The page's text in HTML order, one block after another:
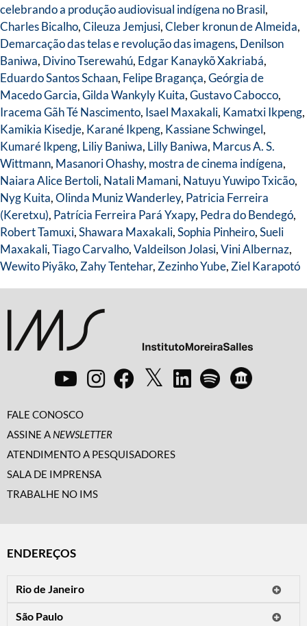
celebrando a produção audiovisual indígena no Brasil,
Charles Bicalho,Cileuza Jemjusi,Cleber kronun de Almeida,
Demarcação das telas e revolução das imagens, Denilson
Baniwa, Divino Tserewahú, Edgar Kanaykõ Xakriabá,
Eduardo Santos Schaan, Felipe Bragança,Geórgia de
Macedo Garcia,Gilda Wankyly Kuita,Gustavo Cabocco,
Iracema Gãh Té Nascimento, Isael Maxakali, Kamatxi Ikpeng,
Kamikia Kisedje, Karané Ikpeng, Kassiane Schwingel,
Kumaré Ikpeng, Liliy Baniwa, Lilly Baniwa, Marcus A. S.
Wittmann, Masanori Ohashy, mostra de cinema indígena,
Naiara Alice Bertoli, Natali Mamani, Natuyu Yuwipo Txicão,
Nyg Kuita,Olinda Muniz Wanderley, Patricia Ferreira
(Keretxu), Patrícia Ferreira Pará Yxapy, Pedra do Bendegó,
Robert Tamuxi,Shawara Maxakali,Sophia Pinheiro,Sueli
Maxakali,Tiago Carvalho,Valdeilson Jolasi,Vini Albernaz,
Wewito Piyãko, Zahy Tentehar, Zezinho Yube, Ziel Karapotó
FALE CONOSCO
ASSINE A NEWSLETTER
ATENDIMENTO A PESQUISADORES
SALA DE IMPRENSA
TRABALHE NO IMS
ENDEREÇOS
Rio de Janeiro
Horário de visitação: a programação do IMS no Rio de Janeiro será
São Paulo